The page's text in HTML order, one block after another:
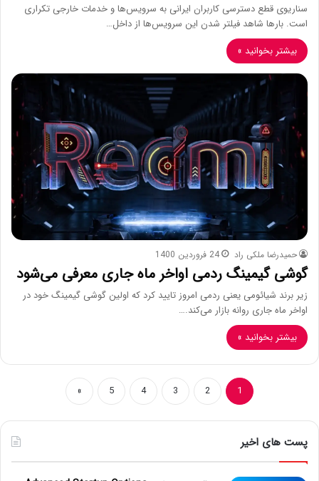
سناریوی قطع دسترسی کاربران ایرانی به سرویس‌‌ها و خدمات خارجی تکراری
است. بار‌ها شاهد فیلتر شدن این سرویس‌ها از داخل…
بیشتر بخوانید »
حمیدرضا ملکی راد 24 فروردین 1400
گوشی گیمینگ ردمی اواخر ماه جاری معرفی می‌شود
زیر برند شیائومی یعنی ردمی امروز تایید کرد که اولین گوشی گیمینگ خود در
اواخر ماه جاری روانه بازار می‌کند.…
بیشتر بخوانید »
1
2
3
4
5
»
پست های اخیر